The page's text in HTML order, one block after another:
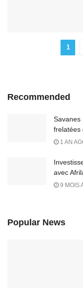
1
Recommended
Savanes
frelatées
1 AN
avec
9 MOIS
Popular News